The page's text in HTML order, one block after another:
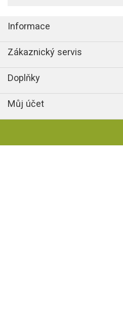
Informace
Zákaznický servis
Doplňky
Můj účet